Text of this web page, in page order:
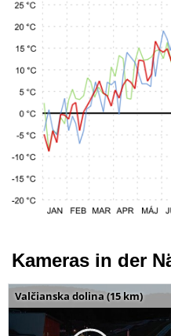
Kameras in der
Valčianska dolina (15 km)